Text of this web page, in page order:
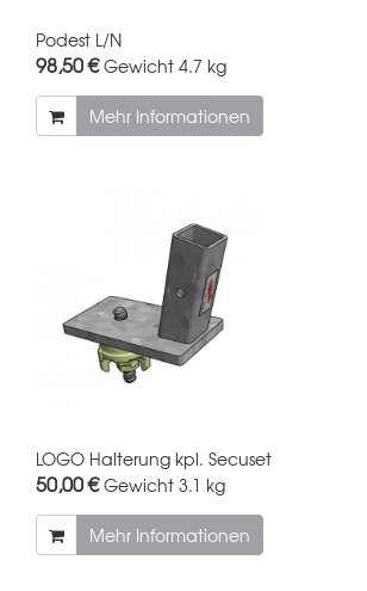
Podest L/N
98,50 €Gewicht 4.7 kg
Mehr Informationen
LOGO Halterung kpl. Secuset
50,00 €Gewicht 3.1 kg
Mehr Informationen